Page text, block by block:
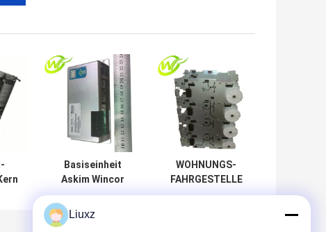
Basiseinheit
Askim Wincor
ATMs Ersatzteil-
01750192235
WOHNUNGS-
FAHRGESTELLE
4X-ASSD
Liuxz